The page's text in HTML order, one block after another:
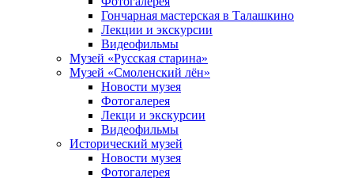
Гончарная мастерская в Талашкино
Лекции и экскурсии
Видеофильмы
Музей «Русская старина»
Музей «Смоленский лён»
Новости музея
Фотогалерея
Лекци и экскурсии
Видеофильмы
Исторический музей
Новости музея
Фотогалерея